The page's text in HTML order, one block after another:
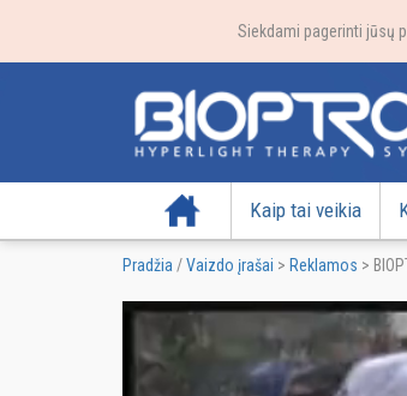
Siekdami pagerinti jūsų
Pradžia Kaip tai veikia
Pradžia /Vaizdo įrašai > Reklamos >